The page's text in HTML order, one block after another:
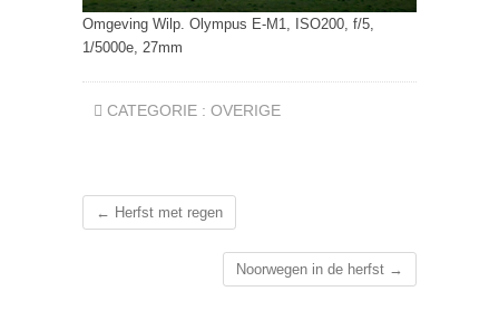
Omgeving Wilp. Olympus E-M1, ISO200, f/5,
1/5000e, 27mm
CATEGORIE : OVERIGE
← Herfst met regen
Noorwegen in de herfst →